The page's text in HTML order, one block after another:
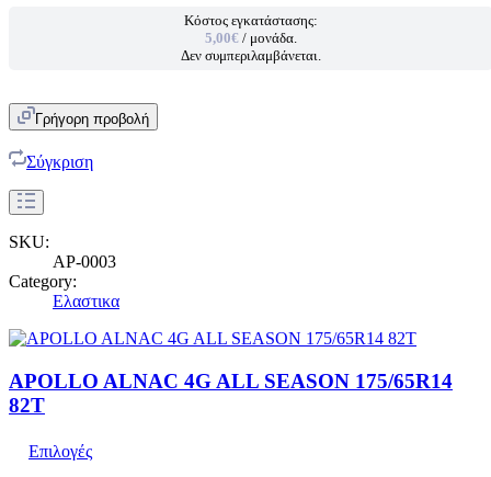
Κόστος εγκατάστασης:
5,00€ / μονάδα.
Δεν συμπεριλαμβάνεται.
Γρήγορη προβολή
Σύγκριση
SKU:
AP-0003
Category:
Ελαστικα
APOLLO ALNAC 4G ALL SEASON 175/65R14
82T
Επιλογές